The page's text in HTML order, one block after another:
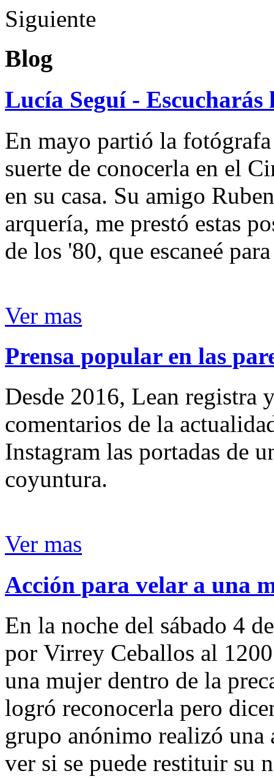
Siguiente
Blog
Lucía Seguí - Escucharás
En mayo partió la
suerte de conocerla en el
en su casa. Su amigo
arquería, me prestó estas
de los '80, que escaneé
Ver mas
Prensa popular en las
Desde 2016, Lean registra
comentarios de la
Instagram las portadas de
coyuntura.
Ver mas
Acción para velar a una
En la noche del sábado 4
por Virrey Ceballos al
una mujer dentro de la
logró reconocerla pero
grupo anónimo realizó
ver si se puede restituir su